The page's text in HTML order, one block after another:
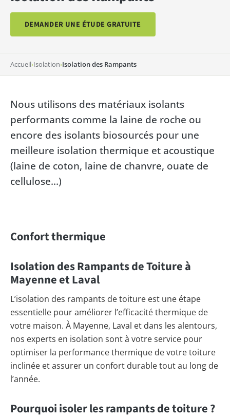
DEMANDER UNE ÉTUDE GRATUITE
Accueil›Isolation›Isolation des Rampants
Nous utilisons des matériaux isolants
performants comme la laine de roche ou
encore des isolants biosourcés pour une
meilleure isolation thermique et acoustique
(laine de coton, laine de chanvre, ouate de
cellulose...)
Confort thermique
Isolation des Rampants de Toiture à
Mayenne et Laval
L’isolation des rampants de toiture est une étape
essentielle pour améliorer l’efficacité thermique de
votre maison. À Mayenne, Laval et dans les alentours,
nos experts en isolation sont à votre service pour
optimiser la performance thermique de votre toiture
inclinée et assurer un confort durable tout au long de
l’année.
Pourquoi isoler les rampants de toiture ?